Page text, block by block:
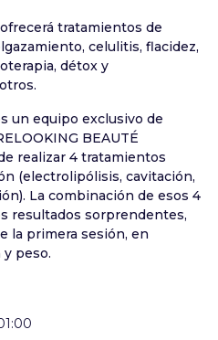
tratamientos de
celulitis, flacidez,
détox y
un equipo exclusivo de
BEAUTÉ
realizar 4 tratamientos
(electrolipólisis, cavitación,
La combinación de esos 4
resultados sorprendentes,
la primera sesión, en
peso.